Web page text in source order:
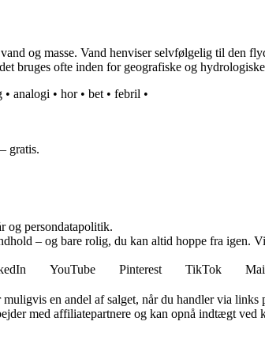
og masse. Vand henviser selvfølgelig til den
bruges ofte inden for geografiske og
• analogi • hor• bet • febril •
gratis.
og persondatapolitik.
– og bare rolig, du kan altid hoppe fra igen. Vi
YouTube Pinterest TikTok
en andel af salget, når du handler via links
med affiliatepartnere og kan opnå indtægt